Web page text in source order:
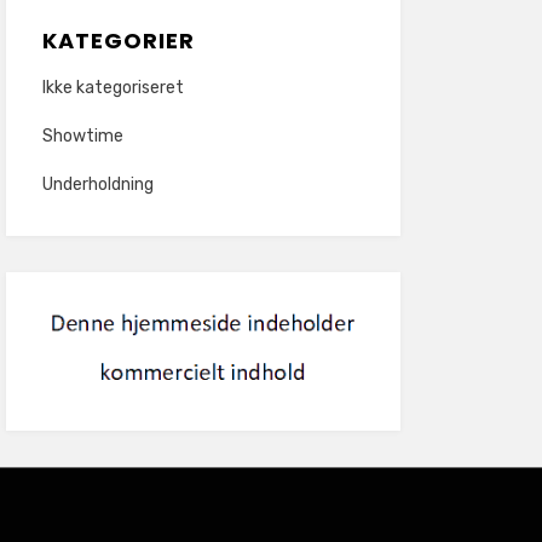
KATEGORIER
Ikke kategoriseret
Showtime
Underholdning